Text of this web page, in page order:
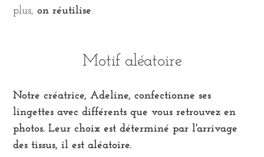
plus, on réutilise.
Motif aléatoire
Notre créatrice, Adeline, confectionne ses
lingettes avec différents que vous retrouvez en
photos. Leur choix est déterminé par l'arrivage
des tissus, il est aléatoire.